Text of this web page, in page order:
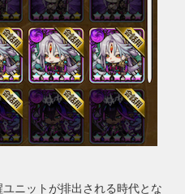
ニットが排出される時代とな